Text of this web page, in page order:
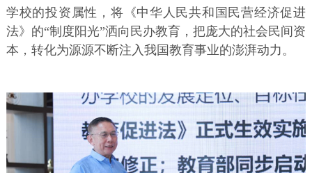
学校的投资属性，将《中华人民共和国民营经济促进
法》的“制度阳光”洒向民办教育，把庞大的社会民间资
本，转化为源源不断注入我国教育事业的澎湃动力。